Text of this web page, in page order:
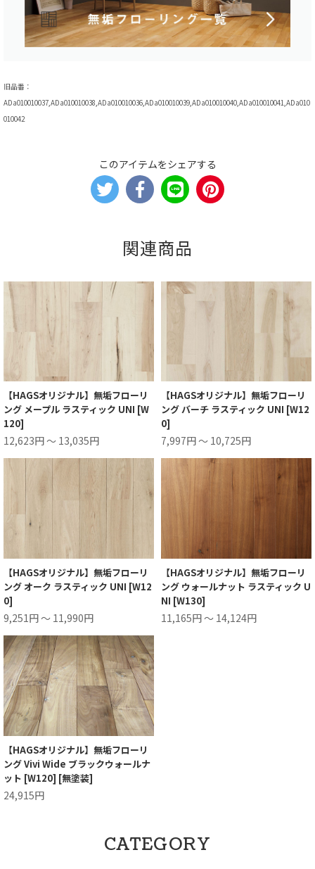
旧品番：
ADa010010037,ADa010010038,ADa010010036,ADa010010039,ADa010010040,ADa010010041,ADa010
010042
このアイテムをシェアする
関連商品
【HAGSオリジナル】無垢フローリ
ング メープル ラスティック UNI [W
120]
12,623円 ～ 13,035円
【HAGSオリジナル】無垢フローリ
ング バーチ ラスティック UNI [W12
0]
7,997円 ～ 10,725円
【HAGSオリジナル】無垢フローリ
ング オーク ラスティック UNI [W12
0]
9,251円 ～ 11,990円
【HAGSオリジナル】無垢フローリ
ング ウォールナット ラスティック U
NI [W130]
11,165円 ～ 14,124円
【HAGSオリジナル】無垢フローリ
ング Vivi Wide ブラックウォールナ
ット [W120] [無塗装]
24,915円
CATEGORY